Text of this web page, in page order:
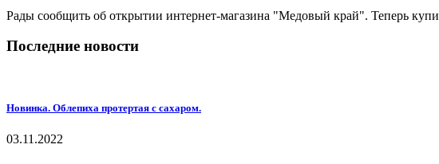
Рады сообщить об открытии интернет-магазина "Медовый край". Теперь
Последние новости
Новинка. Облепиха протертая с сахаром.
03.11.2022